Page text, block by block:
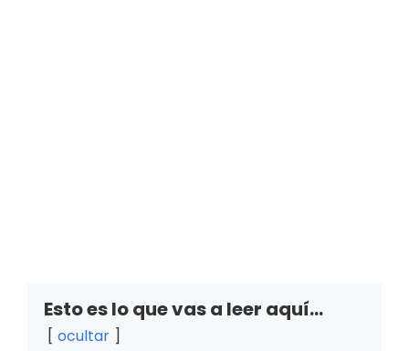
Esto es lo que vas a leer aquí...
ocultar